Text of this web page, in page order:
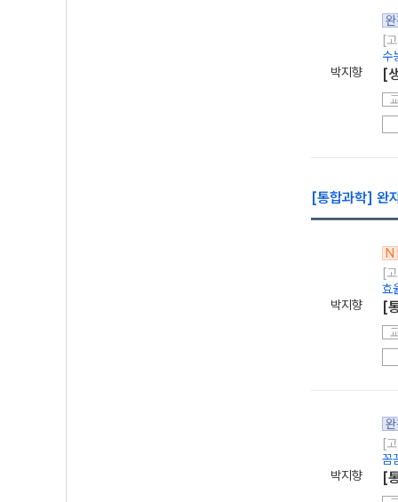
박지향
[
수
[
[통합과학] 완
박지향
N
[
효
[
박지향
[
꼼
[